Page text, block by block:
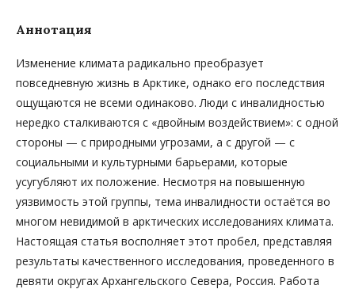
Аннотация
Изменение климата радикально преобразует
повседневную жизнь в Арктике, однако его последствия
ощущаются не всеми одинаково. Люди с инвалидностью
нередко сталкиваются с «двойным воздействием»: с одной
стороны — с природными угрозами, а с другой — с
социальными и культурными барьерами, которые
усугубляют их положение. Несмотря на повышенную
уязвимость этой группы, тема инвалидности остаётся во
многом невидимой в арктических исследованиях климата.
Настоящая статья восполняет этот пробел, представляя
результаты качественного исследования, проведенного в
девяти округах Архангельского Севера, Россия. Работа